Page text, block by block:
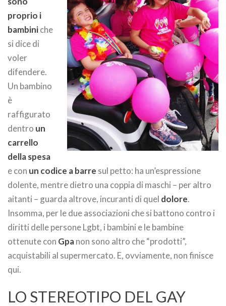
proprio i
bambiniche
si dice di
voler
difendere.
Un bambino
è
raffigurato
dentro un
carrello
della spesa
e con un codice a barre sul petto: ha un’espressione
dolente, mentre dietro una coppia di maschi – per altro
aitanti – guarda altrove, incuranti di quel dolore.
Insomma, per le due associazioni che si battono contro i
diritti delle persone Lgbt, i bambini e le bambine
ottenute con Gpanon sono altro che “prodotti”,
acquistabili al supermercato. E, ovviamente, non finisce
qui.
LO STEREOTIPO DEL GAY